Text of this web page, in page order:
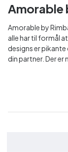
Amorable
Amorable by
alle har til formål
designs er
din partner. Der er